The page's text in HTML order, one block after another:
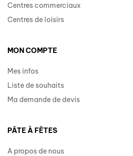
Centres commerciaux
Centres de loisirs
MON COMPTE
Mes infos
Liste de souhaits
Ma demande de devis
PÂTE À FÊTES
A propos de nous